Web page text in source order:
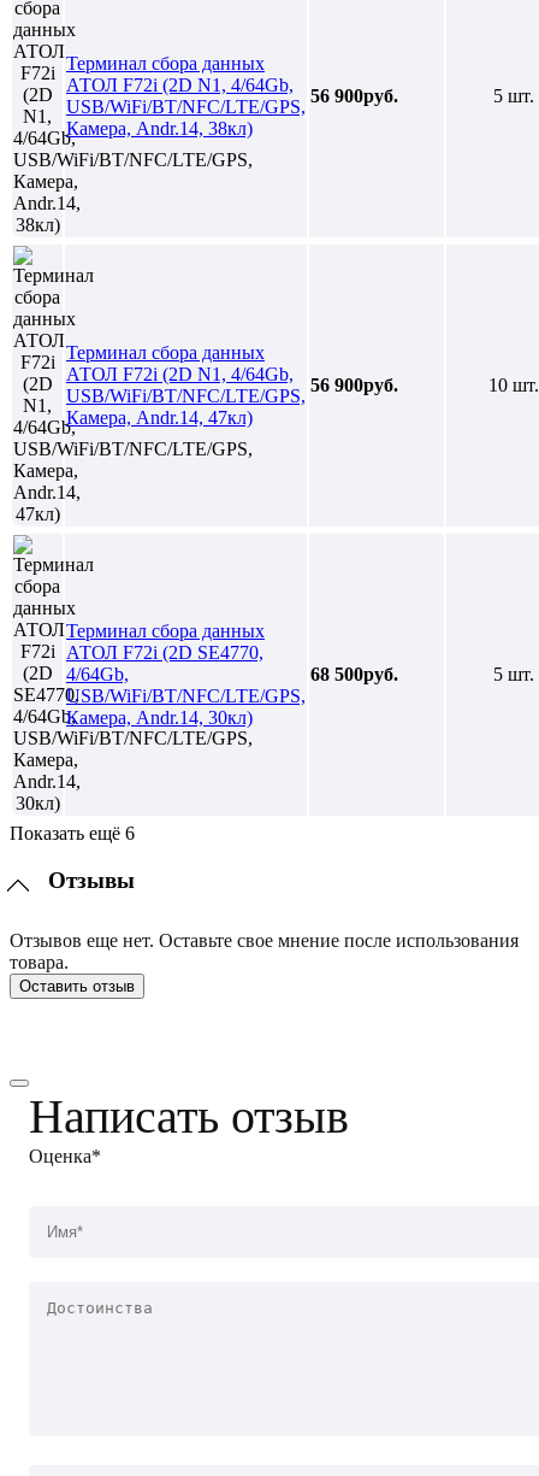
Терминал сбора данных
АТОЛ F72i (2D N1, 4/64Gb,
USB/WiFi/BT/NFC/LTE/GPS,
Камера, Andr.14, 38кл)
56 900руб. 5 шт.
Терминал сбора данных
АТОЛ F72i (2D N1, 4/64Gb,
USB/WiFi/BT/NFC/LTE/GPS,
Камера, Andr.14, 47кл)
56 900руб. 10 шт.
Терминал сбора данных
АТОЛ F72i (2D SE4770,
4/64Gb,
USB/WiFi/BT/NFC/LTE/GPS,
Камера, Andr.14, 30кл)
68 500руб. 5 шт.
Показать ещё 6
Отзывы
Отзывов еще нет. Оставьте свое мнение после использования
товара.
Оставить отзыв
Написать отзыв
Оценка*